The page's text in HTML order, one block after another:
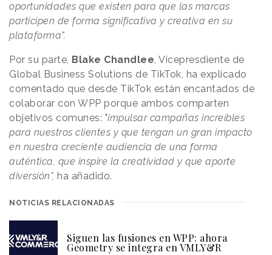
oportunidades que existen para que las marcas
participen de forma significativa y creativa en su
plataforma".
Por su parte, Blake Chandlee, Vicepresdiente de
Global Business Solutions de TikTok, ha explicado
comentado que desde TikTok están encantados de
colaborar con WPP porque ambos comparten
objetivos comunes: "impulsar campañas increíbles
para nuestros clientes y que tengan un gran impacto
en nuestra creciente audiencia de una forma
auténtica, que inspire la creatividad y que aporte
diversión", ha añadido.
NOTICIAS RELACIONADAS
Siguen las fusiones en WPP: ahora
Geometry se integra en VMLY&R